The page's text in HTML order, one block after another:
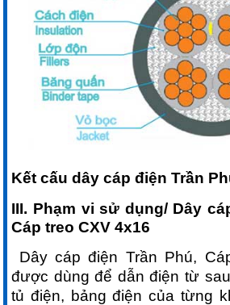
Kết cấu dây cáp điện Trần
III. Phạm vi sử dụng/ Dây
Cáp treo CXV 4x16
Dây cáp điện Trần Phú,
được dùng để dẫn điện từ
tủ điện, bảng điện của từng